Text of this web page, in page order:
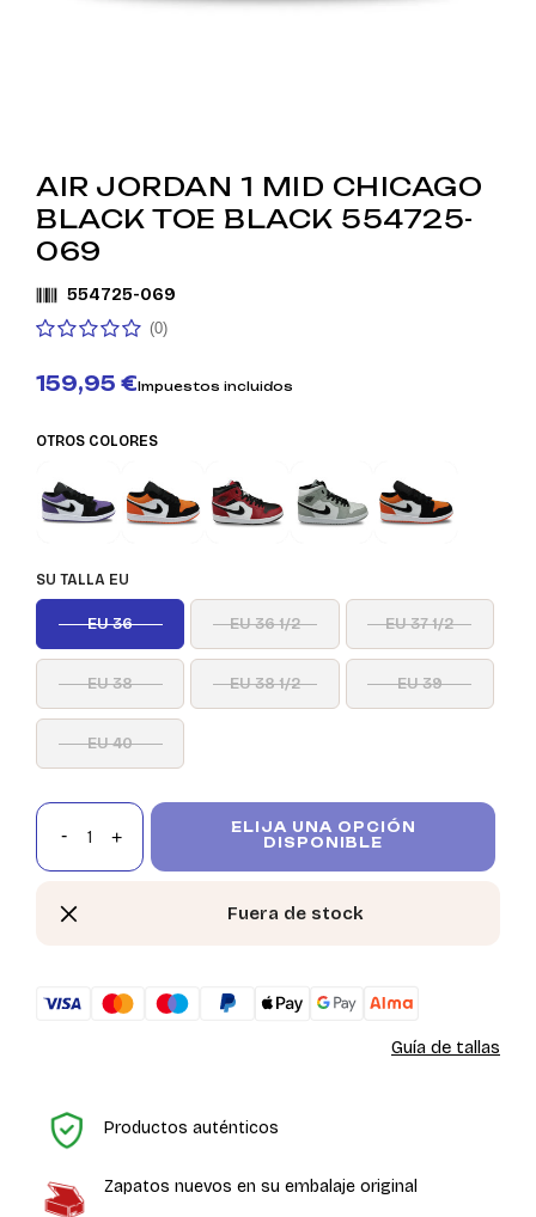
AIR JORDAN 1 MID CHICAGO
BLACK TOE BLACK 554725-
069
554725-069
(0)
159,95 €Impuestos incluidos
OTROS COLORES
SU TALLA EU
EU 36 EU 36 1/2 EU 37 1/2
EU 38 EU 38 1/2 EU 39
EU 40
ELIJA UNA OPCIÓN
DISPONIBLE
Fuera de stock
Guía de tallas
Productos auténticos
Zapatos nuevos en su embalaje original